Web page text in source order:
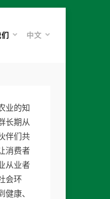
中文
业的知
长期从
伴们共
消费者
从业者
会环
康、